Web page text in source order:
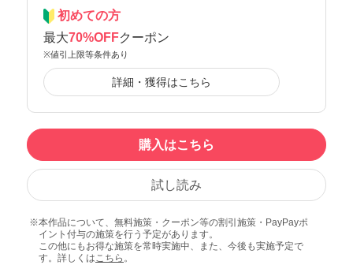
初めての方
最大70%OFFクーポン
※値引上限等条件あり
詳細・獲得はこちら
購入はこちら
試し読み
本作品について、無料施策・クーポン等の割引施策・PayPayポ
イント付与の施策を行う予定があります。
この他にもお得な施策を常時実施中、また、今後も実施予定で
す。詳しくはこちら 。